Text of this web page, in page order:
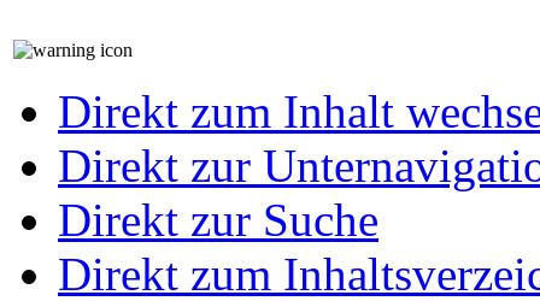
Direkt zum Inhalt
Direkt zur
Direkt zur Suche
Direkt zum